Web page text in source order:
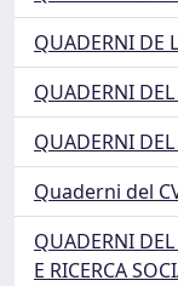
QUADERNI DE
QUADERNI
QUADERNI DEL
Quaderni del
QUADERNI
E RICERCA